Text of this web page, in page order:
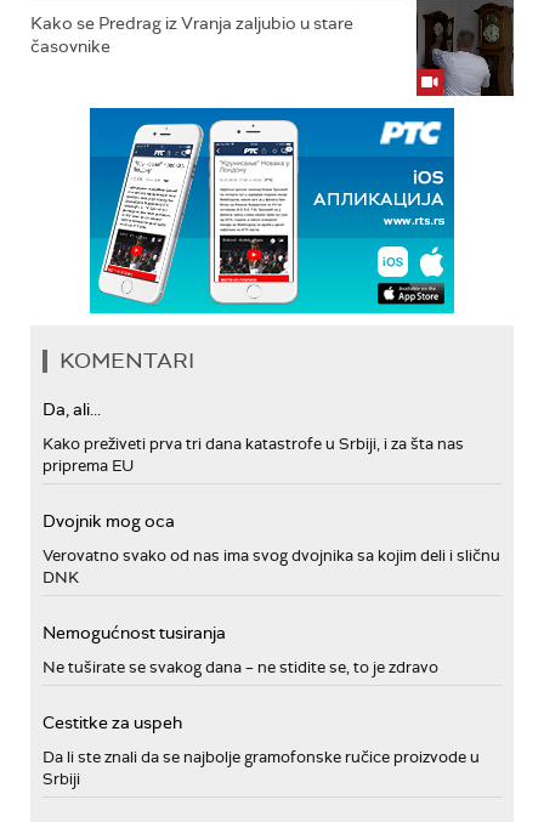
Kako se Predrag iz Vranja zaljubio u stare
časovnike
KOMENTARI
Da, ali...
Kako preživeti prva tri dana katastrofe u Srbiji, i za šta nas
priprema EU
Dvojnik mog oca
Verovatno svako od nas ima svog dvojnika sa kojim deli i sličnu
DNK
Nemogućnost tusiranja
Ne tuširate se svakog dana – ne stidite se, to je zdravo
Cestitke za uspeh
Da li ste znali da se najbolje gramofonske ručice proizvode u
Srbiji